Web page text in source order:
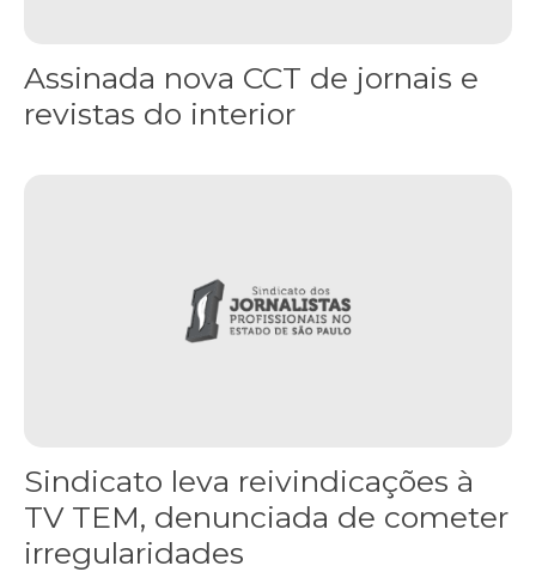
Assinada nova CCT de jornais e
revistas do interior
Sindicato leva reivindicações à
TV TEM, denunciada de cometer
irregularidades